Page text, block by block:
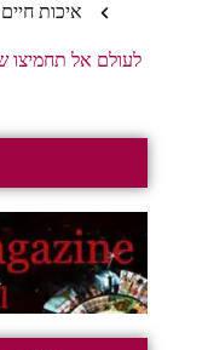
איכות חיים
לעולם אל תחמיצו